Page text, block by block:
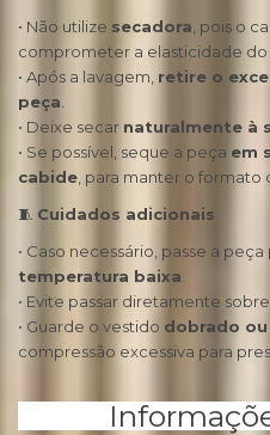
• Não utilize secadora , pois o
comprometer a elasticidade do
• Após a lavagem, retire o
peça
• Deixe secar naturalmente à
• Se possível, seque a peça em
cabide , para manter o formato
🧵 Cuidados adicionais
• Caso necessário, passe a peça
temperatura baixa
• Evite passar diretamente
• Guarde o vestido dobrado
compressão excessiva para